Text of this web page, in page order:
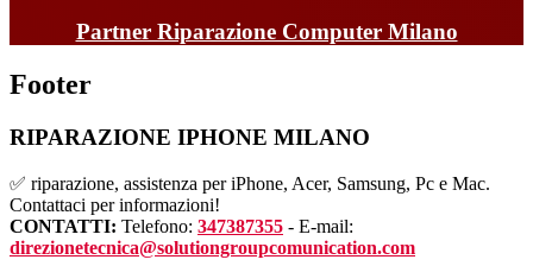
Partner Riparazione Computer Milano
Footer
RIPARAZIONE IPHONE MILANO
✅ riparazione, assistenza per iPhone, Acer, Samsung, Pc e Mac.
Contattaci per informazioni!
CONTATTI: Telefono: 347387355 - E-mail:
direzionetecnica@solutiongroupcomunication.com